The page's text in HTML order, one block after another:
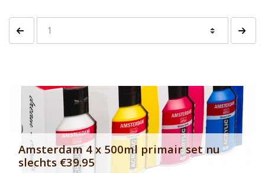
Vorige pagina
Banner row 2
Amsterdam 4 x 500ml primair set nu
slechts €39.95